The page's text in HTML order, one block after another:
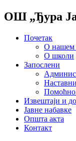
ОШ „Ђура
Почетак
О нашем
О школи
Запослени
Извештаји и
Јавне набавке
Општа акта
Контакт